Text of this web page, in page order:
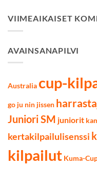
VIIMEAIKAISET
AVAINSANAPILVI
Australia cup-
go ju nin jissen
Juniori SM juniorit
kertakilpailulisenssi
kilpailut Kuma-